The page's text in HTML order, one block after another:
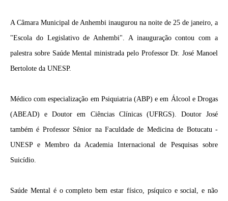
A Câmara Municipal de Anhembi inaugurou na noite de 25 de janeiro, a
"Escola do Legislativo de Anhembi". A inauguração contou com a
palestra sobre Saúde Mental ministrada pelo Professor Dr. José Manoel
Bertolote da UNESP.
Médico com especialização em Psiquiatria (ABP) e em Álcool e Drogas
(ABEAD) e Doutor em Ciências Clínicas (UFRGS). Doutor José
também é Professor Sênior na Faculdade de Medicina de Botucatu -
UNESP e Membro da Academia Internacional de Pesquisas sobre
Suicídio.
Saúde Mental é o completo bem estar físico, psíquico e social, e não